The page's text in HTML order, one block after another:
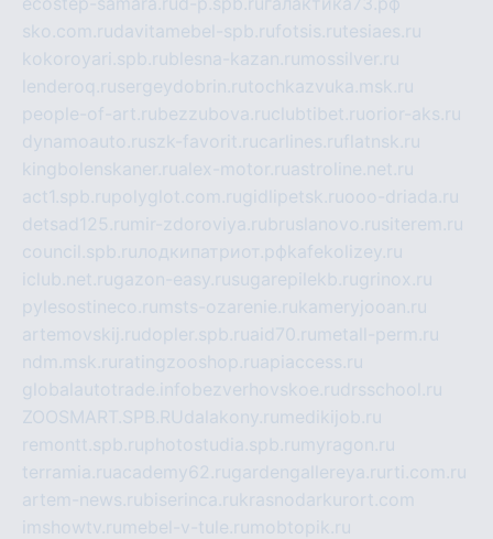
sko.com.rudavitamebel-spb.rufotsis.rutesiaes.ru
kokoroyari.spb.rublesna-kazan.ru mossilver.ru
lenderoq.rusergeydobrin.rutochkazvuka.msk.ru
people-of-art.rubezzubova.ruclubtibet.ruorior-aks.ru
dynamoauto.ruszk-favorit.rucarlines.ruflatnsk.ru
kingbolenskaner.rualex-motor.ruastroline.net.ru
act1.spb.rupolyglot.com.rugidlipetsk.ruooo-driada.ru
detsad125.ru mir-zdoroviya.rubruslanovo.rusiterem.ru
council.spb.ruлодкипатриот.рфkafekolizey.ru
iclub.net.rugazon-easy.rusugarepilekb.rugrinox.ru
pylesostineco.ru msts-ozarenie.rukameryjooan.ru
artemovskij.rudopler.spb.ruaid70.ru metall-perm.ru
ndm.msk.ru ratingzooshop.ruapiaccess.ru
globalautotrade.info bezverhovskoe.rudrsschool.ru
ZOOSMART.SPB.RUdalakony.ru medikijob.ru
remontt.spb.ruphotostudia.spb.ru myragon.ru
terramia.ruacademy62.rugardengallereya.ru rti.com.ru
artem-news.rubiserinca.rukrasnodarkurort.com
imshowtv.ru mebel-v-tule.ru mobtopik.ru